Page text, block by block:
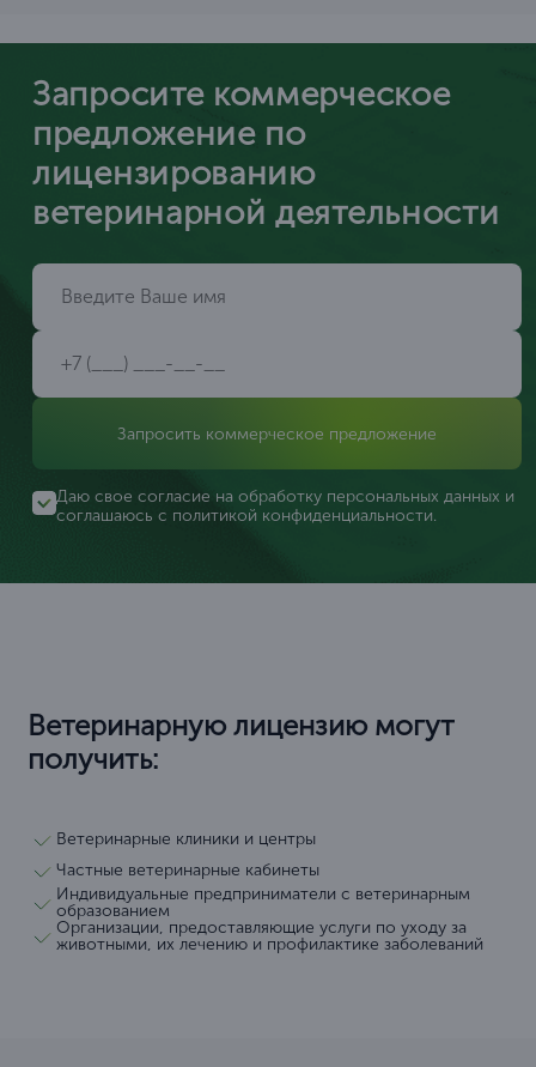
Запросите коммерческое
предложение по
лицензированию
ветеринарной деятельности
Запросить коммерческое предложение
Даю свое согласие на обработку персональных данных и
соглашаюсь с политикой конфиденциальности.
Ветеринарную лицензию могут
получить:
Ветеринарные клиники и центры
Частные ветеринарные кабинеты
Индивидуальные предприниматели с ветеринарным
образованием
Организации, предоставляющие услуги по уходу за
животными, их лечению и профилактике заболеваний